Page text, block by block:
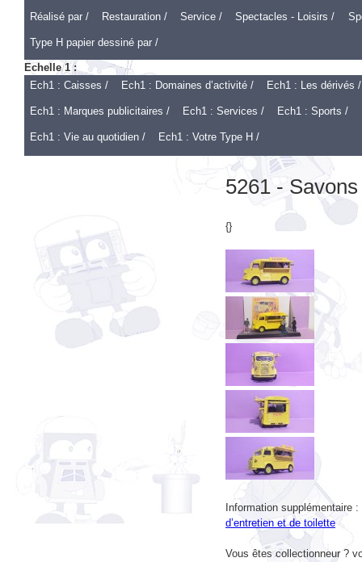
Type H papier dessiné par /
Echelle 1 :
Ech1 : Caisses /
Ech1 : Domaines d’activité / Ech1 : Les dérivés /
Ech1 : Marques publicitaires / Ech1 : Services / Ech1 : Sports /
Ech1 : Vie au quotidien / Ech1 : Votre Type H /
5261 -
Information supplémentaire :
d’entretien et de toilette
Vous êtes collectionneur ?
envoyez nous un mail.